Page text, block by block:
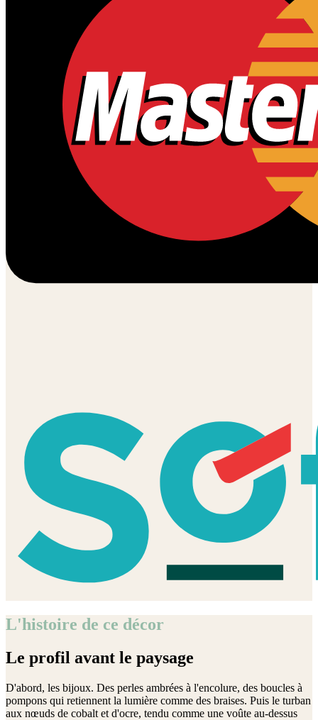
L'histoire de ce décor
Le profil avant le paysage
D'abord, les bijoux. Des perles ambrées à l'encolure, des boucles à
pompons qui retiennent la lumière comme des braises. Puis le turban
aux nœuds de cobalt et d'ocre, tendu comme une voûte au-dessus